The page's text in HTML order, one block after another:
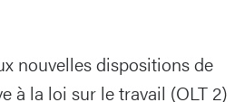
nouvelles dispositions de
à la loi sur le travail (OLT 2)